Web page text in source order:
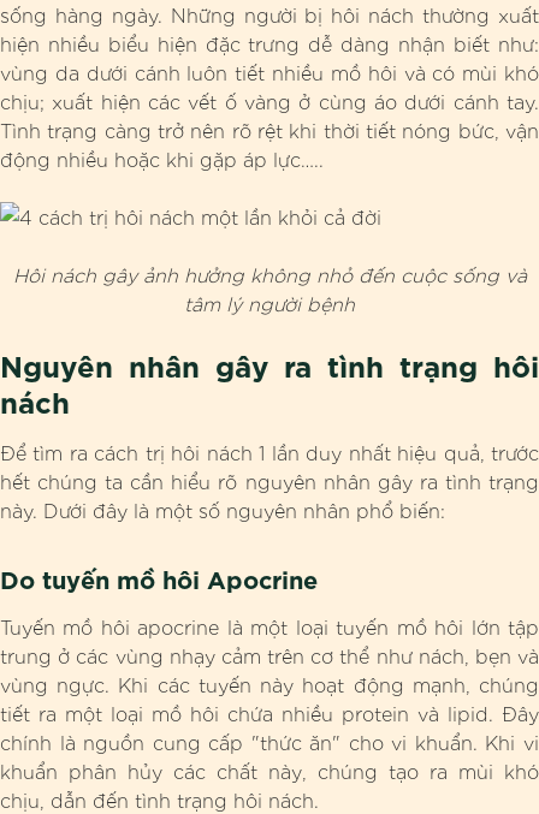
sống hàng ngày. Những người bị hôi nách thường xuất
hiện nhiều biểu hiện đặc trưng dễ dàng nhận biết như:
vùng da dưới cánh luôn tiết nhiều mồ hôi và có mùi khó
chịu; xuất hiện các vết ố vàng ở cùng áo dưới cánh tay.
Tình trạng càng trở nên rõ rệt khi thời tiết nóng bức, vận
động nhiều hoặc khi gặp áp lực…..
Hôi nách gây ảnh hưởng không nhỏ đến cuộc sống và
tâm lý người bệnh
Nguyên nhân gây ra tình trạng hôi
nách
Để tìm ra cách trị hôi nách 1 lần duy nhất hiệu quả, trước
hết chúng ta cần hiểu rõ nguyên nhân gây ra tình trạng
này. Dưới đây là một số nguyên nhân phổ biến:
Do tuyến mồ hôi Apocrine
Tuyến mồ hôi apocrine là một loại tuyến mồ hôi lớn tập
trung ở các vùng nhạy cảm trên cơ thể như nách, bẹn và
vùng ngực. Khi các tuyến này hoạt động mạnh, chúng
tiết ra một loại mồ hôi chứa nhiều protein và lipid. Đây
chính là nguồn cung cấp "thức ăn" cho vi khuẩn. Khi vi
khuẩn phân hủy các chất này, chúng tạo ra mùi khó
chịu, dẫn đến tình trạng hôi nách.